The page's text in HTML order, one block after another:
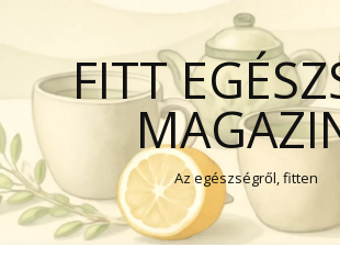
FITT
Az egészségről, fitten